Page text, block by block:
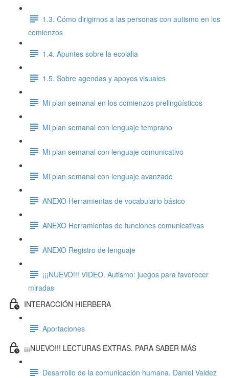
1.3. Cómo dirigirnos a las personas con autismo en los
comienzos
1.4. Apuntes sobre la ecolalia
1.5. Sobre agendas y apoyos visuales
Mi plan semanal en los comienzos prelingüísticos
Mi plan semanal con lenguaje temprano
Mi plan semanal con lenguaje comunicativo
Mi plan semanal con lenguaje avanzado
ANEXO Herramientas de vocabulario básico
ANEXO Herramientas de funciones comunicativas
ANEXO Registro de lenguaje
¡¡¡NUEVO!!! VIDEO. Autismo: juegos para favorecer
miradas
INTERACCIÓN HIERBERA
Aportaciones
¡¡¡NUEVO!!! LECTURAS EXTRAS. PARA SABER MÁS
Desarrollo de la comunicación humana. Daniel Valdez